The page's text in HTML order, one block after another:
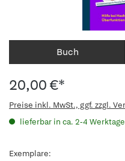
Buch
20,00 €*
Preise inkl. MwSt., ggf. zzgl.
lieferbar in ca. 2-4
Exemplare: